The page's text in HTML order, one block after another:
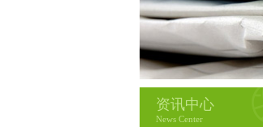
资讯中心
News Center